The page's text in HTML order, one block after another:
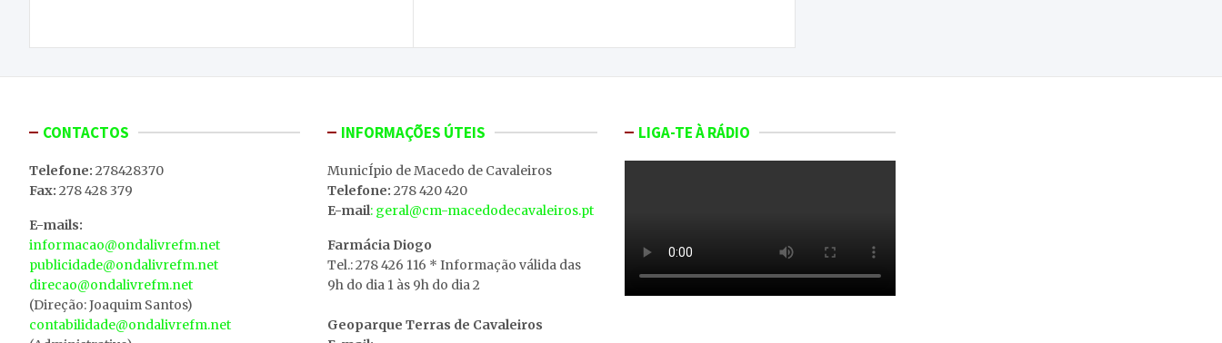
artigos
CONTACTOS
Telefone: 278428370
Fax: 278 428 379
E-mails:
informacao@ondalivrefm.net
publicidade@ondalivrefm.net
direcao@ondalivrefm.net
(Direção: Joaquim Santos)
contabilidade@ondalivrefm.net
INFORMAÇÕES ÚTEIS
MunicÍpio de Macedo de Cavaleiros
Telefone: 278 420 420
E-mail: geral@cm-macedodecavaleiros.pt
Farmácia Diogo
Tel.: 278 426 116 * Informação válida das
9h do dia 1 às 9h do dia 2
Geoparque Terras de Cavaleiros
LIGA-TE À RÁDIO